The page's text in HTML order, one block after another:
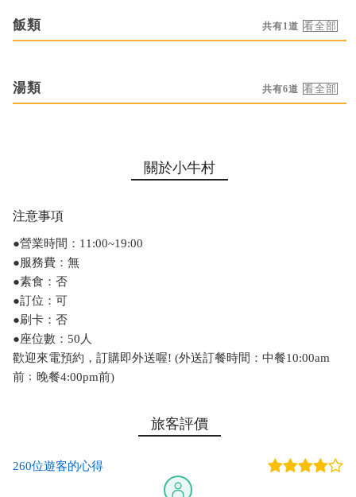
飯類 共有1道
湯類 共有6道
關於小牛村
注意事項
●營業時間：11:00~19:00
●服務費：無
●素食：否
●訂位：可
●刷卡：否
●座位數：50人
歡迎來電預約，訂購即外送喔! (外送訂餐時間：中餐10:00am
前﹔晚餐4:00pm前)
旅客評價
260位遊客的心得